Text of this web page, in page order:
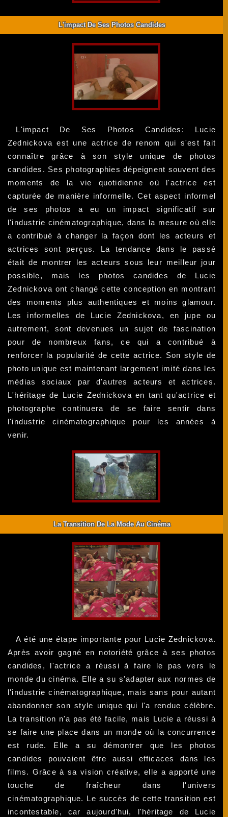
L'impact De Ses Photos Candides
L'impact De Ses Photos Candides: Lucie
Zednickova est une actrice de renom qui s'est fait
connaître grâce à son style unique de photos
candides. Ses photographies dépeignent souvent des
moments de la vie quotidienne où l'actrice est
capturée de manière informelle. Cet aspect informel
de ses photos a eu un impact significatif sur
l'industrie cinématographique, dans la mesure où elle
a contribué à changer la façon dont les acteurs et
actrices sont perçus. La tendance dans le passé
était de montrer les acteurs sous leur meilleur jour
possible, mais les photos candides de Lucie
Zednickova ont changé cette conception en montrant
des moments plus authentiques et moins glamour.
Les informelles de Lucie Zednickova, en jupe ou
autrement, sont devenues un sujet de fascination
pour de nombreux fans, ce qui a contribué à
renforcer la popularité de cette actrice. Son style de
photo unique est maintenant largement imité dans les
médias sociaux par d'autres acteurs et actrices.
L'héritage de Lucie Zednickova en tant qu'actrice et
photographe continuera de se faire sentir dans
l'industrie cinématographique pour les années à
venir.
La Transition De La Mode Au Cinéma
A été une étape importante pour Lucie Zednickova.
Après avoir gagné en notoriété grâce à ses photos
candides, l'actrice a réussi à faire le pas vers le
monde du cinéma. Elle a su s'adapter aux normes de
l'industrie cinématographique, mais sans pour autant
abandonner son style unique qui l'a rendue célèbre.
La transition n'a pas été facile, mais Lucie a réussi à
se faire une place dans un monde où la concurrence
est rude. Elle a su démontrer que les photos
candides pouvaient être aussi efficaces dans les
films. Grâce à sa vision créative, elle a apporté une
touche de fraîcheur dans l'univers
cinématographique. Le succès de cette transition est
incontestable, car aujourd'hui, l'héritage de Lucie